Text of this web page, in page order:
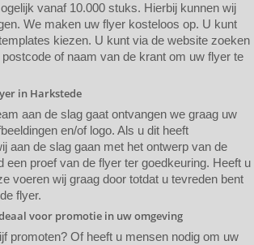
vanaf 10.000 stuks. Hierbij kunnen wij
We maken uw flyer kosteloos op. U kunt
kiezen. U kunt via de website zoeken
of naam van de krant om uw flyer te
in Harkstede
aan de slag gaat ontvangen we graag uw
en/of logo. Als u dit heeft
aan de slag gaan met het ontwerp van de
een proef van de flyer ter goedkeuring. Heeft u
voeren wij graag door totdat u tevreden bent
flyer.
voor promotie in uw omgeving
promoten? Of heeft u mensen nodig om uw